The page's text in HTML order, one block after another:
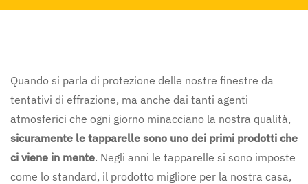
Quando si parla di protezione delle nostre finestre da
tentativi di effrazione, ma anche dai tanti agenti
atmosferici che ogni giorno minacciano la nostra qualità,
sicuramente le tapparelle sono uno dei primi prodotti che
ci viene in mente. Negli anni le tapparelle si sono imposte
come lo standard, il prodotto migliore per la nostra casa,